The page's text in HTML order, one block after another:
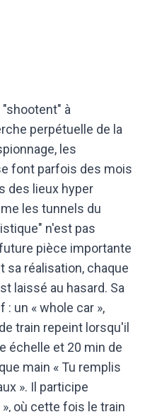
à
perpétuelle de la
les
font parfois des mois
des lieux hyper
les tunnels du
n'est pas
pièce importante
sa réalisation, chaque
laissé au hasard. Sa
un « whole car »,
train repeint lorsqu'il
échelle et 20 min de
main « Tu remplis
». Il participe
où cette fois le train